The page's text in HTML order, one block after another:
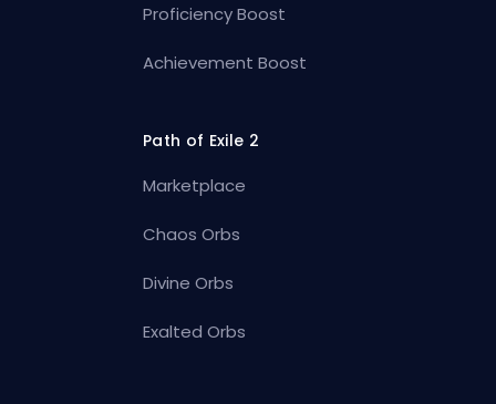
Proficiency Boost
Achievement Boost
Path of Exile 2
Marketplace
Chaos Orbs
Divine Orbs
Exalted Orbs